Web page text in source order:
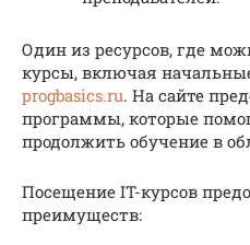
Один из ресурсов, где
курсы, включая
progbasics.ru. На сайте
программы, которые
продолжить обучение в
Посещение IT-курсов
преимуществ: